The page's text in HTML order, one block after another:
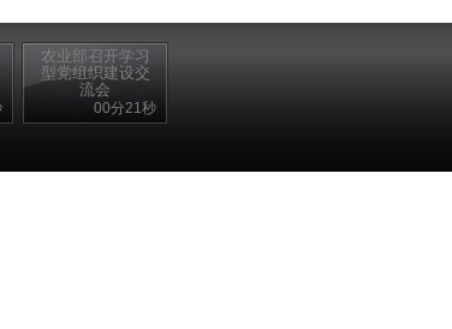
农业部召开学习
型党组织建设交
流会
00分21秒